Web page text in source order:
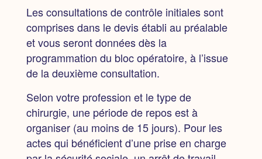
Les consultations de contrôle initiales sont
comprises dans le devis établi au préalable
et vous seront données dès la
programmation du bloc opératoire, à l’issue
de la deuxième consultation.
Selon votre profession et le type de
chirurgie, une période de repos est à
organiser (au moins de 15 jours). Pour les
actes qui bénéficient d’une prise en charge